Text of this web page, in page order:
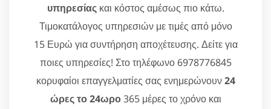
υπηρεσίαςκαι κόστος αμέσως πιο κάτω.
Τιμοκατάλογος υπηρεσιών με τιμές από μόνο
15 Ευρώ για συντήρηση αποχέτευσης. Δείτε για
ποιες υπηρεσίες! Στο τηλέφωνο 6978776845
κορυφαίοι επαγγελματίες σας ενημερώνουν24
ώρες το 24ωρο365 μέρες το χρόνο και